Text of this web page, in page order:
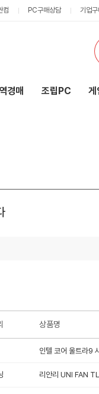
컴 PC구매상담 기업
역경매 조립PC 게
상품명
인텔 코어 울트라9
리안리 UNI FAN